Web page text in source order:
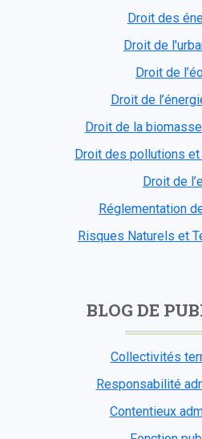
Droit des
Droit de
Droit de
Droit de
Droit de la
Droit des pollutions
Droit de
Réglementation
Risques Naturels et
BLOG DE
Collectivités
Responsabilité
Contentieux